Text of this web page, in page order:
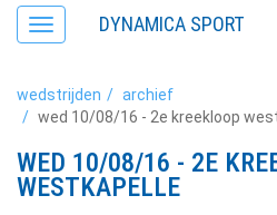
Toggle
navigation
DYNAMICA SPORT
wedstrijden
archief
wed 10/08/16 - 2e kreekloop
WED 10/08/16 - 2E
WESTKAPELLE